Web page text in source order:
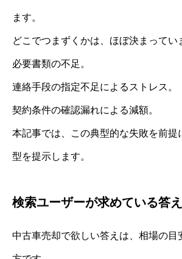
ます。
どこでつまずくかは、ほぼ決まってい
必要書類の不足。
連絡手段の指定不足によるストレス。
契約条件の確認漏れによる減額。
本記事では、この典型的な失敗を前提
型を提示します。
検索ユーザーが求めている答
中古車売却で欲しい答えは、相場の目